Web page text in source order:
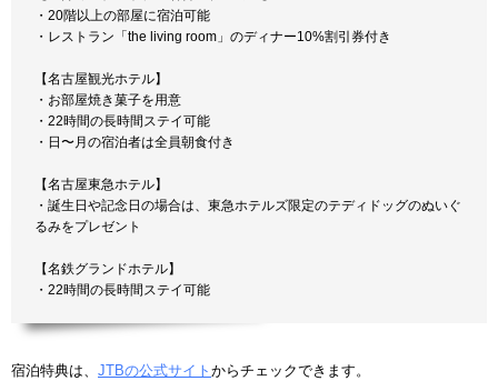
・20階以上の部屋に宿泊可能
・レストラン「the living room」のディナー10%割引券付き
【名古屋観光ホテル】
・お部屋焼き菓子を用意
・22時間の長時間ステイ可能
・日〜月の宿泊者は全員朝食付き
【名古屋東急ホテル】
・誕生日や記念日の場合は、東急ホテルズ限定のテディドッグのぬいぐ
るみをプレゼント
【名鉄グランドホテル】
・22時間の長時間ステイ可能
宿泊特典は、 JTBの公式サイト からチェックできます。